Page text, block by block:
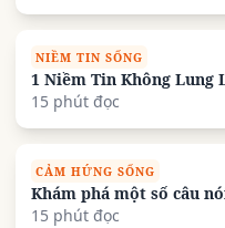
NIỀM TIN SỐNG
1 Niềm Tin Không Lung
15 phút đọc
CẢM HỨNG SỐNG
Khám phá một số câu
15 phút đọc